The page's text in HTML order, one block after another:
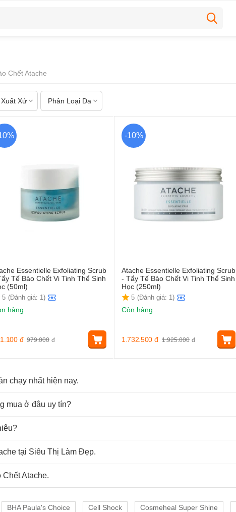
Chết Atache
Xuất Xứ Phân Loại Da
chạy nhất hiện nay.
mua ở đâu uy tín?
tại Siêu Thị Làm Đẹp.
Chết Atache.
Essentielle Exfoliating Scrub
Tế Bào Chết Vi Tinh Thể Sinh
(50ml)
5 (Đánh giá: 1)
hàng
979.000 đ
đ
-10%
Atache Essentielle Exfoliating Scrub
- Tẩy Tế Bào Chết Vi Tinh Thể Sinh
Học (250ml)
5 (Đánh giá: 1)
Còn hàng
1.925.000 đ
1.732.500 đ
BHA Paula's Choice Cell Shock Cosmeheal Super Shine